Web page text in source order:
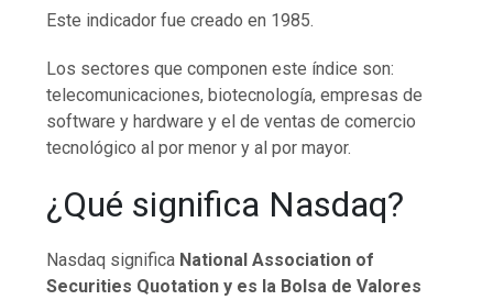
Este indicador fue creado en 1985.
Los sectores que componen este índice son:
telecomunicaciones, biotecnología, empresas de
software y hardware y el de ventas de comercio
tecnológico al por menor y al por mayor.
¿Qué significa Nasdaq?
Nasdaq significa National Association of
Securities Quotation y es la Bolsa de Valores